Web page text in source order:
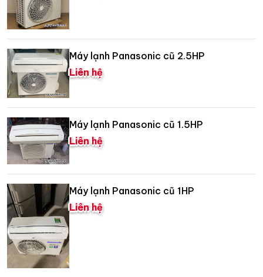
Máy lạnh Panasonic cũ 2.5HP
Liên hệ
Máy lạnh Panasonic cũ 1.5HP
Liên hệ
Máy lạnh Panasonic cũ 1HP
Liên hệ